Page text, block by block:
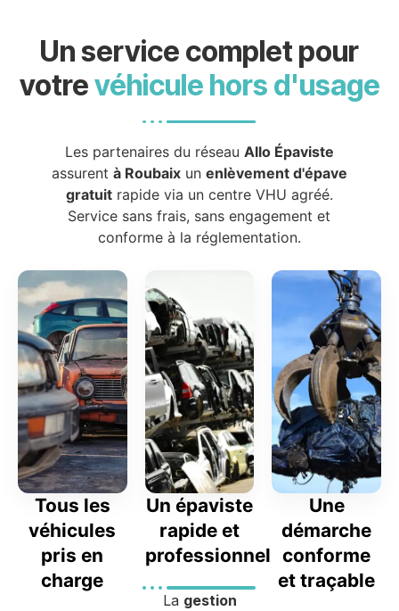
Un service complet pour
votrevéhicule hors d'usage
Les partenaires du réseau Allo Épaviste
assurent à Roubaixun enlèvement d'épave
gratuitrapide via un centre VHU agréé.
Service sans frais, sans engagement et
conforme à la réglementation.
Tous les
véhicules
pris en
charge
Un épaviste
rapide et
professionnel
La gestion
Une
démarche
conforme
et traçable